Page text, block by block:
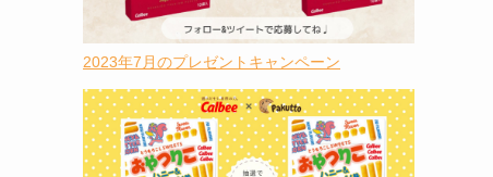
2023年7月のプレゼントキャンペーン